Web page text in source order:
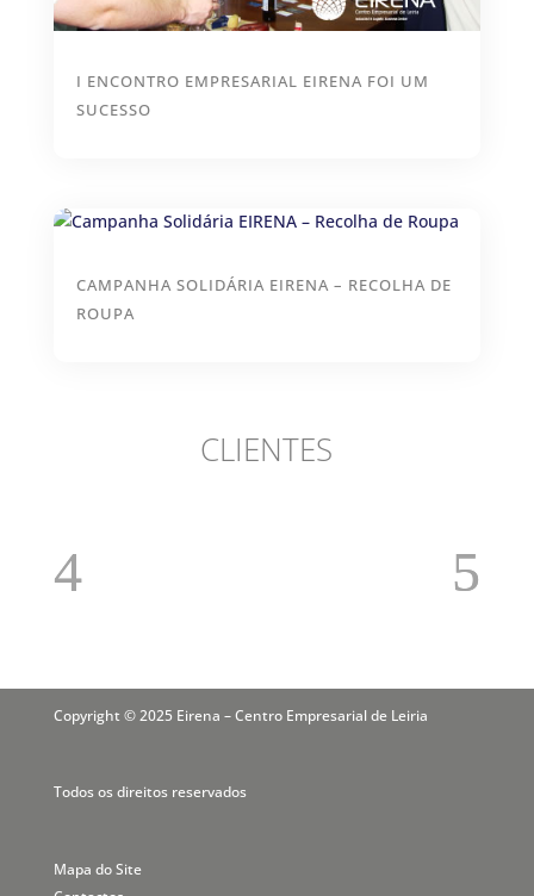
I ENCONTRO EMPRESARIAL EIRENA FOI UM
SUCESSO
CAMPANHA SOLIDÁRIA EIRENA – RECOLHA DE
ROUPA
CLIENTES
Copyright © 2025 Eirena – Centro Empresarial de Leiria
Todos os direitos reservados
Mapa do Site